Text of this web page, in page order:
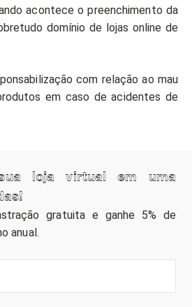
acontece o preenchimento da
domínio de lojas online de
com relação ao mau
em caso de acidentes de
loja virtual em uma
gratuita e ganhe 5% de
anual.